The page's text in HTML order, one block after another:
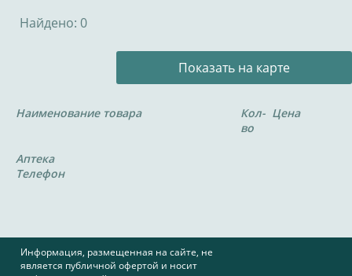
Найдено: 0
Показать на карте
Наименование товара
Кол-
во
Цена
Аптека
Телефон
Информация, размещенная на сайте, не
является публичной офертой и носит